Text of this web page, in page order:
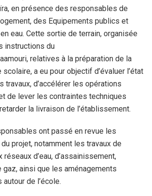
en présence des responsables de
des Equipements publics et
eau. Cette sortie de terrain, organisée
instructions du
relatives à la préparation de la
a eu pour objectif d’évaluer l’état
travaux, d’accélérer les opérations
de lever les contraintes techniques
la livraison de l’établissement.
ont passé en revue les
projet, notamment les travaux de
réseaux d’eau, d’assainissement,
gaz, ainsi que les aménagements
de l’école.